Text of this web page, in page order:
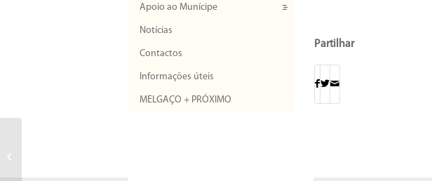
Partilhar
Apoio ao Munícipe
Notícias
Contactos
Informações úteis
MELGAÇO + PRÓXIMO